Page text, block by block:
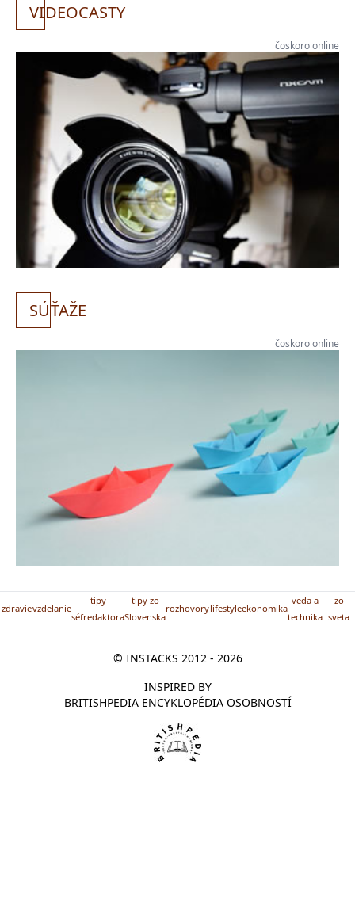
VIDEOCASTY
čoskoro online
SÚŤAŽE
čoskoro online
zdravievzdelanie
tipy
séfredaktora
tipy zo
Slovenska
rozhovorylifestyleekonomika
veda a
technika
zo
sveta
© INSTACKS 2012 - 2026
INSPIRED BY
BRITISHPEDIA ENCYKLOPÉDIA OSOBNOSTÍ